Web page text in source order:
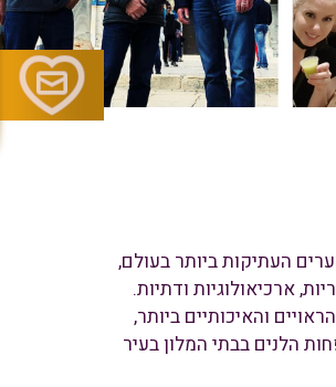
לערך. היא האחת הערים העתיקות ביותר בעולם,
ארכיאולוגיות ודתיות.
והאיכותיים ביותר,
הלנים בבתי המלון בעיר